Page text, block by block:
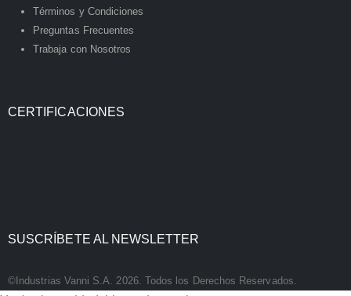
Términos y Condiciones
Preguntas Frecuentes
Trabaja con Nosotros
CERTIFICACIONES
SUSCRÍBETE AL NEWSLETTER
©Industrias Vanni S.A. 2026. Todos los Derechos Reservados.